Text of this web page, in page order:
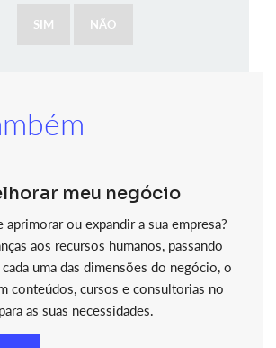
SIM NÃO
meu negócio
aprimorar ou expandir a sua empresa?
aos recursos humanos, passando
uma das dimensões do negócio, o
conteúdos, cursos e consultorias no
as suas necessidades.